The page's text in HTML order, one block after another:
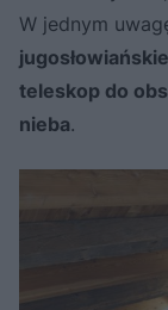
W jednym
teleskop do
nieba.